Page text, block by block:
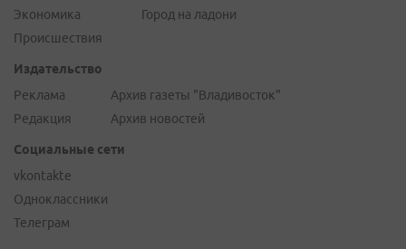
Экономика
Происшествия
Город на ладони
Издательство
Реклама
Редакция
Архив газеты "Владивосток"
Архив новостей
Социальные сети
vkontakte
Одноклассники
Телеграм